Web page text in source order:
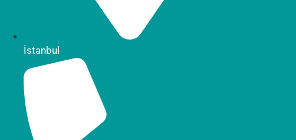
İstanbul